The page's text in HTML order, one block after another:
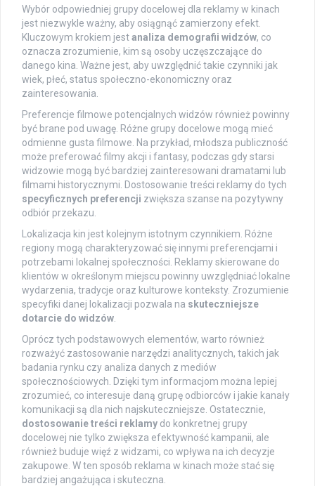
Wybór odpowiedniej grupy docelowej dla reklamy w kinach
jest niezwykle ważny, aby osiągnąć zamierzony efekt.
Kluczowym krokiem jestanaliza demografii widzów, co
oznacza zrozumienie, kim są osoby uczęszczające do
danego kina. Ważne jest, aby uwzględnić takie czynniki jak
wiek, płeć, status społeczno-ekonomiczny oraz
zainteresowania.
Preferencje filmowe potencjalnych widzów również powinny
być brane pod uwagę. Różne grupy docelowe mogą mieć
odmienne gusta filmowe. Na przykład, młodsza publiczność
może preferować filmy akcji i fantasy, podczas gdy starsi
widzowie mogą być bardziej zainteresowani dramatami lub
filmami historycznymi. Dostosowanie treści reklamy do tych
specyficznych preferencji zwiększa szanse na pozytywny
odbiór przekazu.
Lokalizacja kin jest kolejnym istotnym czynnikiem. Różne
regiony mogą charakteryzować się innymi preferencjami i
potrzebami lokalnej społeczności. Reklamy skierowane do
klientów w określonym miejscu powinny uwzględniać lokalne
wydarzenia, tradycje oraz kulturowe konteksty. Zrozumienie
specyfiki danej lokalizacji pozwala na skuteczniejsze
dotarcie do widzów
Oprócz tych podstawowych elementów, warto również
rozważyć zastosowanie narzędzi analitycznych, takich jak
badania rynku czy analiza danych z mediów
społecznościowych. Dzięki tym informacjom można lepiej
zrozumieć, co interesuje daną grupę odbiorców i jakie kanały
komunikacji są dla nich najskuteczniejsze. Ostatecznie,
dostosowanie treści reklamy do konkretnej grupy
docelowej nie tylko zwiększa efektywność kampanii, ale
również buduje więź z widzami, co wpływa na ich decyzje
zakupowe. W ten sposób reklama w kinach może stać się
bardziej angażująca i skuteczna.